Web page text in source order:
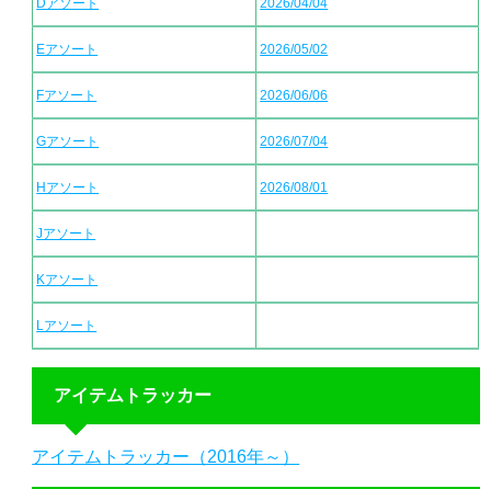
Eアソート 2026/05/02
Fアソート 2026/06/06
Gアソート 2026/07/04
Hアソート 2026/08/01
Jアソート
Kアソート
Lアソート
アイテムトラッカー
アイテムトラッカー（2016年～）